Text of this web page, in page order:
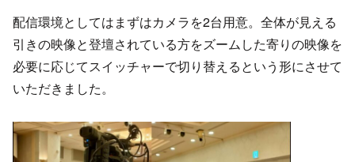
配信環境としてはまずはカメラを2台用意。全体が見える
引きの映像と登壇されている方をズームした寄りの映像を
必要に応じてスイッチャーで切り替えるという形にさせて
いただきました。